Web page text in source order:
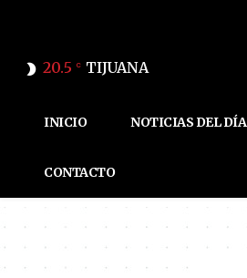
20.5 C TIJUANA
INICIO NOTICIAS DEL DÍA
CONTACTO